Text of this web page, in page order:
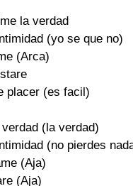
la verdad
(yo se que no)
(Arca)
placer (es facil)
(la verdad)
(no pierdes
(Aja)
(Aja)